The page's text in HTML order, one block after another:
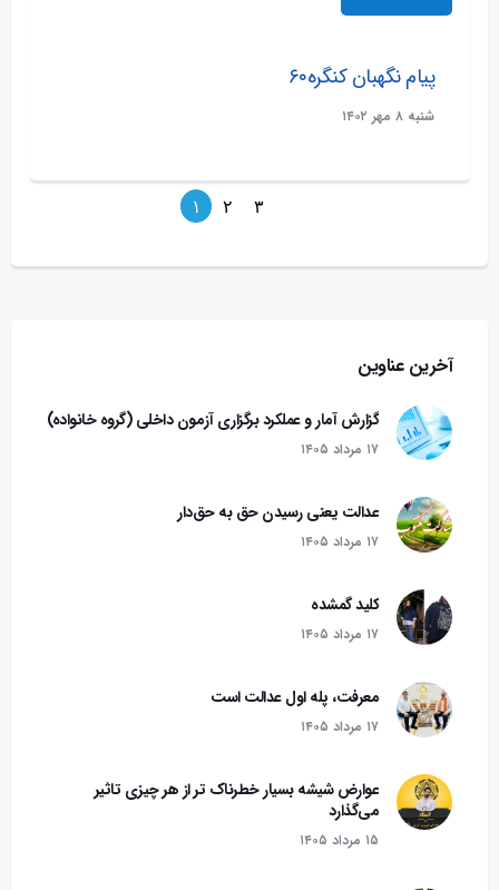
۱ ۲ ۳
پیام نگهبان کنگره۶۰
شنبه ۸ مهر ۱۴۰۲
آخرین عناوین
گزارش آمار و عملکرد برگزاری آزمون داخلی (گروه خانواده)
۱۷ مرداد ۱۴۰۵
عدالت یعنی رسیدن حق به حق‌دار
۱۷ مرداد ۱۴۰۵
کلید گمشده
۱۷ مرداد ۱۴۰۵
معرفت، پله اول عدالت است
۱۷ مرداد ۱۴۰۵
عوارض شیشه بسیار خطرناک تر از هر چیزی تاثیر
می‌گذارد
۱۵ مرداد ۱۴۰۵